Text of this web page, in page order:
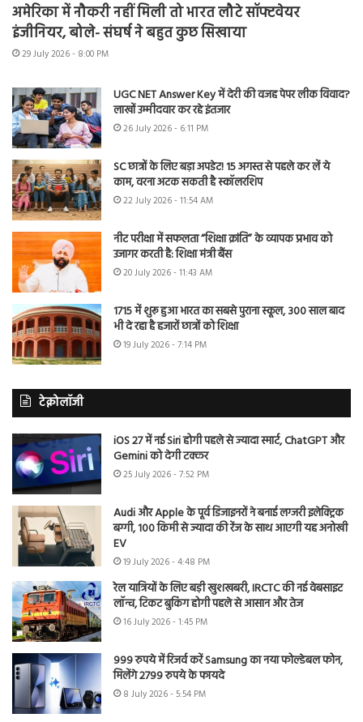
अमेरिका में नौकरी नहीं मिली तो भारत लौटे सॉफ्टवेयर
इंजीनियर, बोले- संघर्ष ने बहुत कुछ सिखाया
29 July 2026 - 8:00 PM
UGC NET Answer Key में देरी की वजह पेपर लीक विवाद?
लाखों उम्मीदवार कर रहे इंतजार
26 July 2026 - 6:11 PM
SC छात्रों के लिए बड़ा अपडेट! 15 अगस्त से पहले कर लें ये
काम, वरना अटक सकती है स्कॉलरशिप
22 July 2026 - 11:54 AM
नीट परीक्षा में सफलता “शिक्षा क्रांति” के व्यापक प्रभाव को
उजागर करती है: शिक्षा मंत्री बैंस
20 July 2026 - 11:43 AM
1715 में शुरू हुआ भारत का सबसे पुराना स्कूल, 300 साल बाद
भी दे रहा है हजारों छात्रों को शिक्षा
19 July 2026 - 7:14 PM
टेक्नोलॉजी
iOS 27 में नई Siri होगी पहले से ज्यादा स्मार्ट, ChatGPT और
Gemini को देगी टक्कर
25 July 2026 - 7:52 PM
Audi और Apple के पूर्व डिजाइनरों ने बनाई लग्जरी इलेक्ट्रिक
बग्गी, 100 किमी से ज्यादा की रेंज के साथ आएगी यह अनोखी
EV
19 July 2026 - 4:48 PM
रेल यात्रियों के लिए बड़ी खुशखबरी, IRCTC की नई वेबसाइट
लॉन्च, टिकट बुकिंग होगी पहले से आसान और तेज
16 July 2026 - 1:45 PM
999 रुपये में रिजर्व करें Samsung का नया फोल्डेबल फोन,
मिलेंगे 2799 रुपये के फायदे
8 July 2026 - 5:54 PM